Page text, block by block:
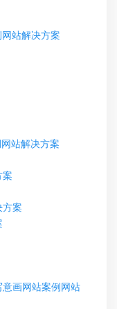
站解决方案
站解决方案
案
画网站案例网站